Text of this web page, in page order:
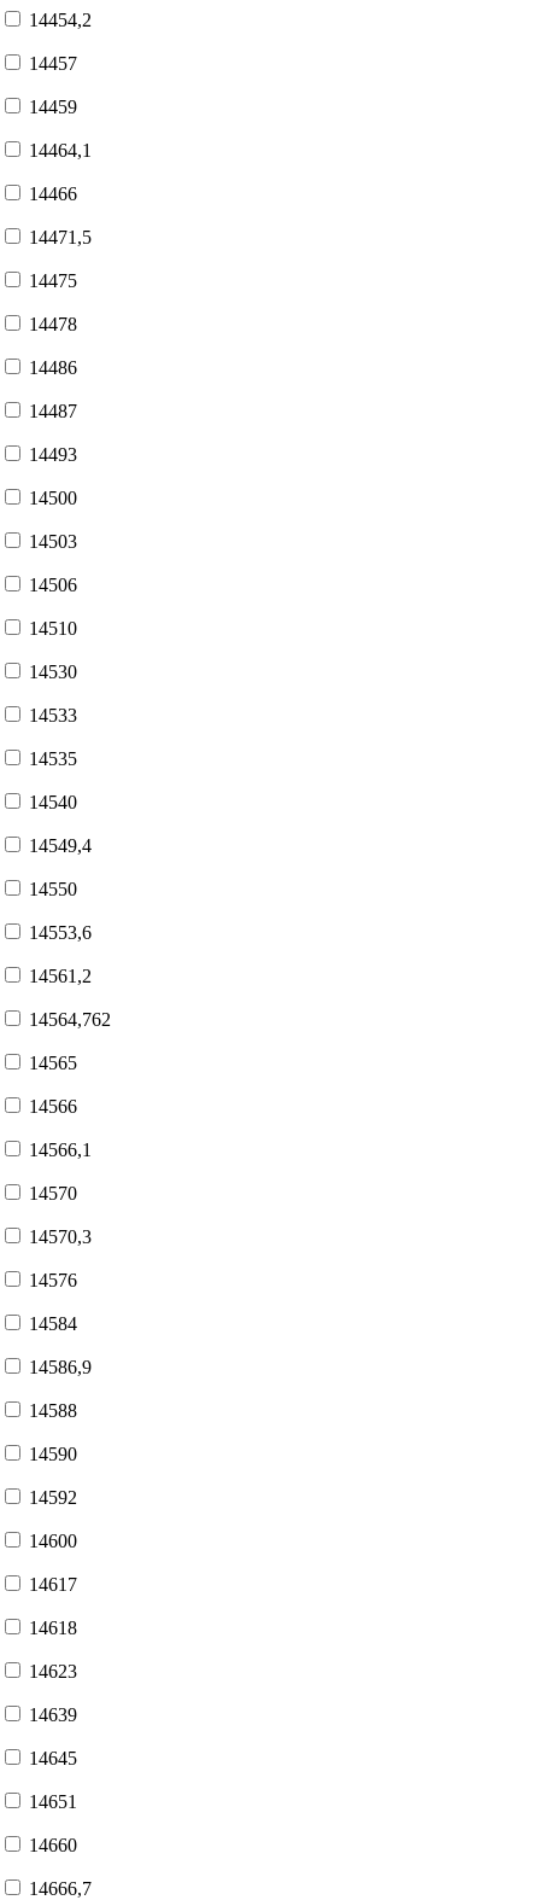
14454,2
14457
14459
14464,1
14466
14471,5
14475
14478
14486
14487
14493
14500
14503
14506
14510
14530
14533
14535
14540
14549,4
14550
14553,6
14561,2
14564,762
14565
14566
14566,1
14570
14570,3
14576
14584
14586,9
14588
14590
14592
14600
14617
14618
14623
14639
14645
14651
14660
14666,7